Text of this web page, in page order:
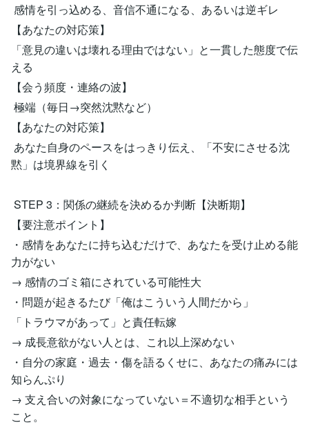
感情を引っ込める、音信不通になる、あるいは逆ギレ
【あなたの対応策】
「意見の違いは壊れる理由ではない」と一貫した態度で伝
える
【会う頻度・連絡の波】
極端（毎日→突然沈黙など）
【あなたの対応策】
あなた自身のペースをはっきり伝え、「不安にさせる沈
黙」は境界線を引く
STEP 3：関係の継続を決めるか判断【決断期】
【要注意ポイント】
・感情をあなたに持ち込むだけで、あなたを受け止める能
力がない
→ 感情のゴミ箱にされている可能性大
・問題が起きるたび「俺はこういう人間だから」
「トラウマがあって」と責任転嫁
→ 成長意欲がない人とは、これ以上深めない
・自分の家庭・過去・傷を語るくせに、あなたの痛みには
知らんぷり
→ 支え合いの対象になっていない＝不適切な相手という
こと。